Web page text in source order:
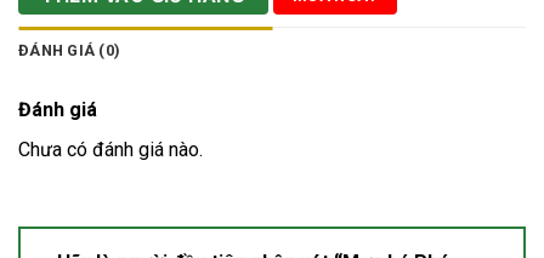
ĐÁNH GIÁ (0)
Đánh giá
Chưa có đánh giá nào.